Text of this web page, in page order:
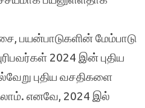
பயன்பாடுகளின் மேம்பாடு
2024 இன் புதிய
புதிய வசதிகளை
எனவே, 2024 இல்